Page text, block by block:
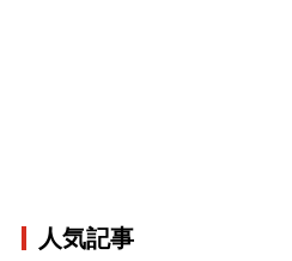
人気記事